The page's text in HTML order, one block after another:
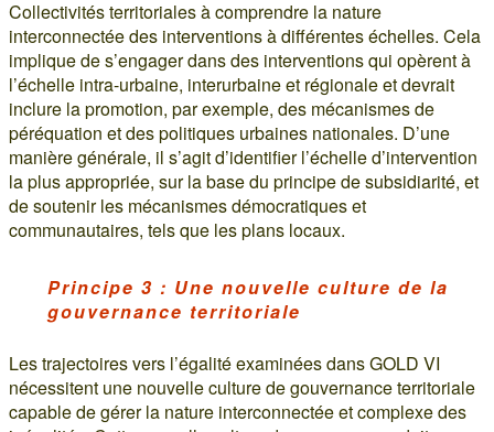
Collectivités territoriales à comprendre la nature
interconnectée des interventions à différentes échelles. Cela
implique de s’engager dans des interventions qui opèrent à
l’échelle intra-urbaine, interurbaine et régionale et devrait
inclure la promotion, par exemple, des mécanismes de
péréquation et des politiques urbaines nationales. D’une
manière générale, il s’agit d’identifier l’échelle d’intervention
la plus appropriée, sur la base du principe de subsidiarité, et
de soutenir les mécanismes démocratiques et
communautaires, tels que les plans locaux.
Principe 3 : Une nouvelle culture de la
gouvernance territoriale
Les trajectoires vers l’égalité examinées dans GOLD VI
nécessitent une nouvelle culture de gouvernance territoriale
capable de gérer la nature interconnectée et complexe des